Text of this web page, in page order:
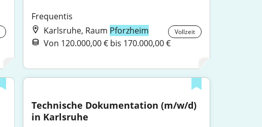
Frequentis
Karlsruhe, Raum Pforzheim Vollzeit
Von 120.000,00 € bis 170.000,00 €
Technische Dokumentation (m/w/d)
in Karlsruhe